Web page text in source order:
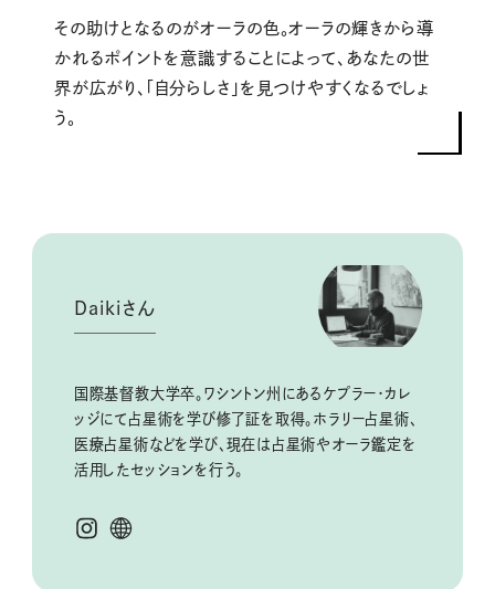
その助けとなるのがオーラの色。オーラの輝きから導
かれるポイントを意識することによって、あなたの世
界が広がり、「自分らしさ」を見つけやすくなるでしょ
う。
Daikiさん
国際基督教大学卒。ワシントン州にあるケプラー・カレ
ッジにて占星術を学び修了証を取得。ホラリー占星術、
医療占星術などを学び、現在は占星術やオーラ鑑定を
活用したセッションを行う。